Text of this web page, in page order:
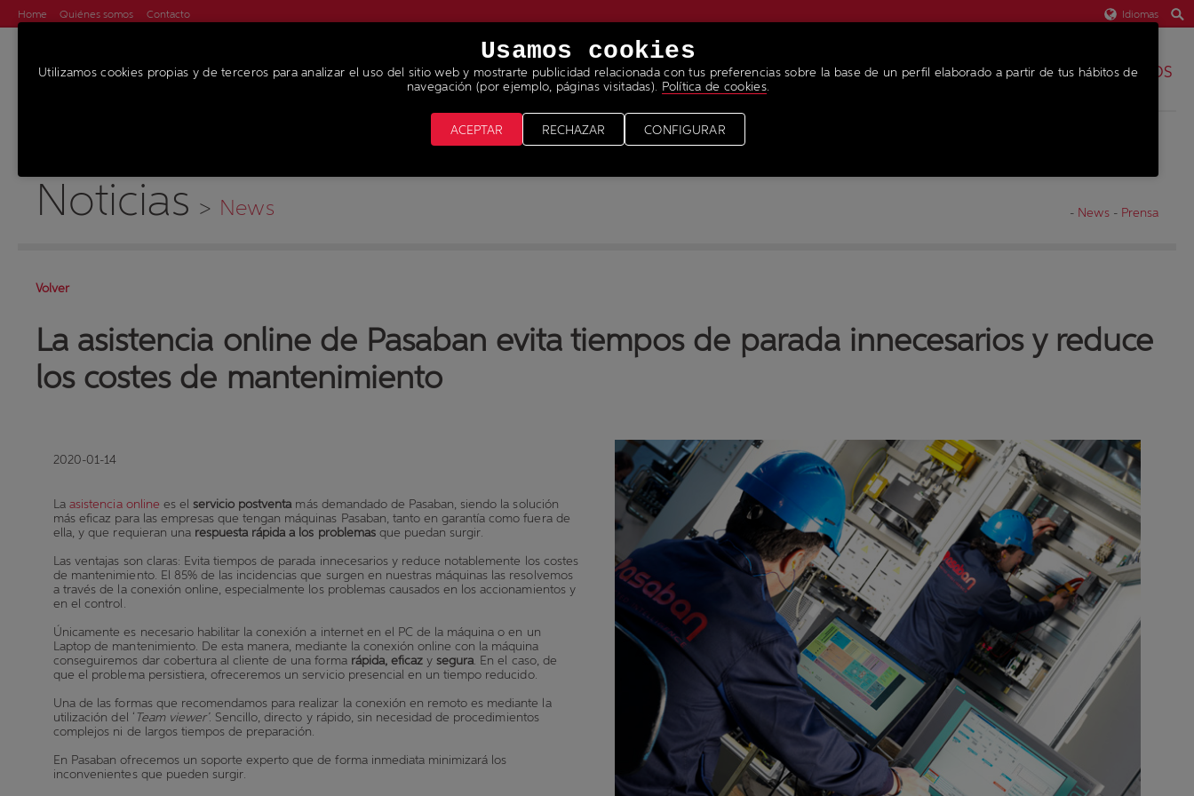
Home Quiénes somos Contacto Idiomas
MÁQUINAS SERVICIOS NOTICIAS & MEDIA ÚNETE A NUESTRO EQUIPO REPUESTOS
Noticias > News - News- Prensa
Volver
La asistencia online de Pasaban evita tiempos de parada innecesarios y reduce
los costes de mantenimiento
2020-01-14
Laasistencia online es el servicio postventa más demandado de Pasaban, siendo la solución
más eficaz para las empresas que tengan máquinas Pasaban, tanto en garantía como fuera de
ella, y que requieran unarespuesta rápida a los problemas que puedan surgir.
Las ventajas son claras: Evita tiempos de parada innecesarios y reduce notablemente los costes
de mantenimiento. El 85% de las incidencias que surgen en nuestras máquinas las resolvemos
a través de la conexión online, especialmente los problemas causados en los accionamientos y
en el control.
Únicamente es necesario habilitar la conexión a internet en el PC de la máquina o en un
Laptop de mantenimiento. De esta manera, mediante la conexión online con la máquina
conseguiremos dar cobertura al cliente de una forma rápida, eficaz ysegura. En el caso, de
que el problema persistiera, ofreceremos un servicio presencial en un tiempo reducido.
Una de las formas que recomendamos para realizar la conexión en remoto es mediante la
utilización del ‘Team viewer’. Sencillo, directo y rápido, sin necesidad de procedimientos
complejos ni de largos tiempos de preparación.
En Pasaban ofrecemos un soporte experto que de forma inmediata minimizará los
inconvenientes que pueden surgir.
Usamos cookies
Utilizamos cookies propias y de terceros para analizar el uso del sitio web y mostrarte publicidad relacionada con tus preferencias sobre la base de un perfil elaborado a partir de tus hábitos de
navegación (por ejemplo, páginas visitadas). Política de cookies.
CONFIGURAR
RECHAZAR
ACEPTAR